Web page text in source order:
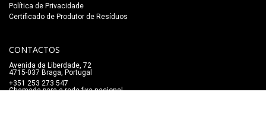
Política de Privacidade
Certificado de Produtor de Resíduos
CONTACTOS
Avenida da Liberdade, 72
4715-037 Braga, Portugal
+351 253 273 547
Chamada para a rede fixa nacional